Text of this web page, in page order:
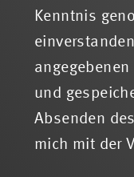
Kenntnis
und
Absenden
mich mit der